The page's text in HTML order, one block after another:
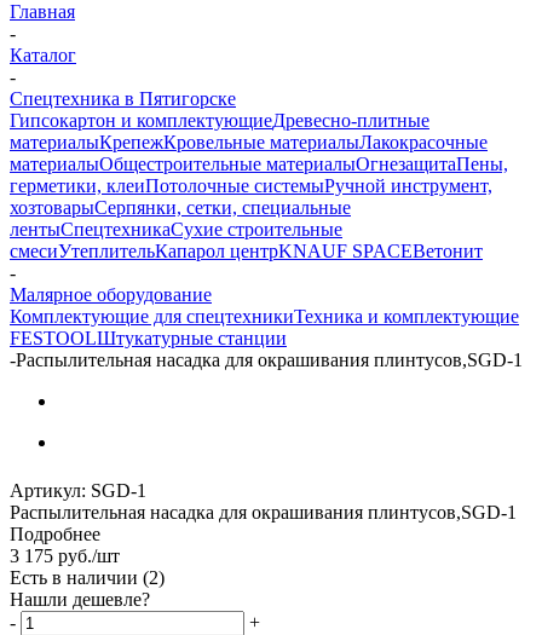
Главная
-
Каталог
-
Спецтехника в Пятигорске
Гипсокартон и комплектующиеДревесно-плитные
материалыКрепежКровельные материалыЛакокрасочные
материалыОбщестроительные материалыОгнезащитаПены,
герметики, клеиПотолочные системыРучной инструмент,
хозтоварыСерпянки, сетки, специальные
лентыСпецтехникаСухие строительные
смесиУтеплительКапарол центрKNAUF SPACEВетонит
-
Малярное оборудование
Комплектующие для спецтехникиТехника и комплектующие
FESTOOLШтукатурные станции
-Распылительная насадка для окрашивания плинтусов,SGD-1
Артикул: SGD-1
Распылительная насадка для окрашивания плинтусов,SGD-1
Подробнее
3 175 руб./шт
Есть в наличии (2)
Нашли дешевле?
-
+